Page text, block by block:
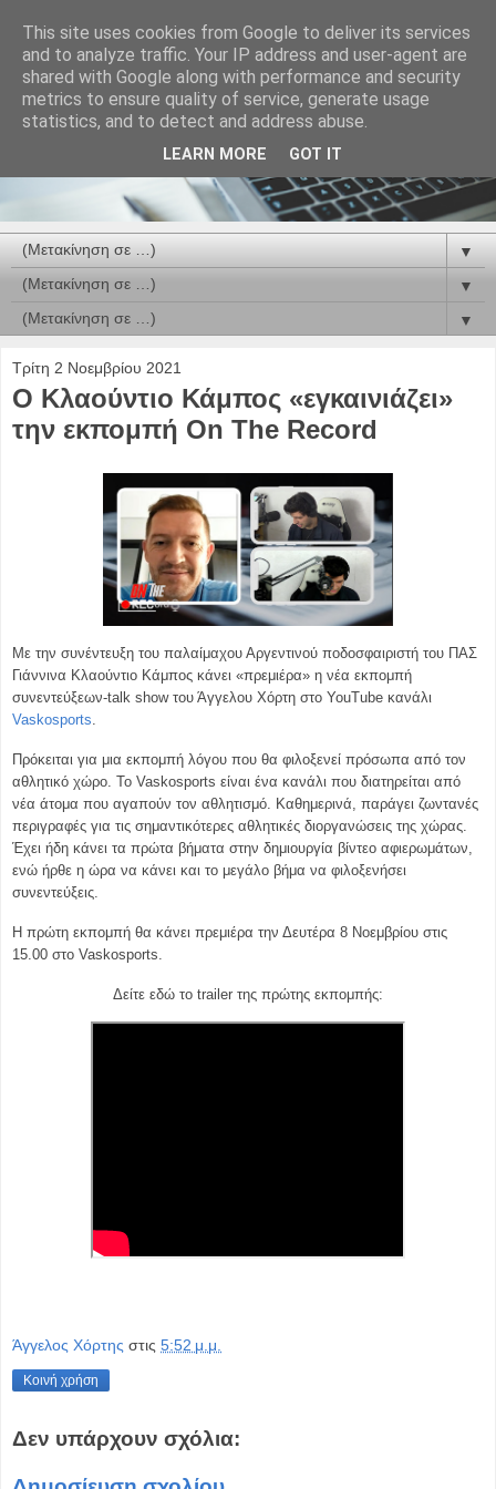
▼
▼
▼
Τρίτη 2 Νοεμβρίου 2021
Ο Κλαούντιο Κάμπος «εγκαινιάζει»
την εκπομπή On The Record
Με την συνέντευξη του παλαίμαχου Αργεντινού ποδοσφαιριστή του ΠΑΣ
Γιάννινα Κλαούντιο Κάμπος κάνει «πρεμιέρα» η νέα εκπομπή
συνεντεύξεων-talk show του Άγγελου Χόρτη στο YouTube κανάλι
Vaskosports.
Πρόκειται για μια εκπομπή λόγου που θα φιλοξενεί πρόσωπα από τον
αθλητικό χώρο. Το Vaskosports είναι ένα κανάλι που διατηρείται από
νέα άτομα που αγαπούν τον αθλητισμό. Καθημερινά, παράγει ζωντανές
περιγραφές για τις σημαντικότερες αθλητικές διοργανώσεις της χώρας.
Έχει ήδη κάνει τα πρώτα βήματα στην δημιουργία βίντεο αφιερωμάτων,
ενώ ήρθε η ώρα να κάνει και το μεγάλο βήμα να φιλοξενήσει
συνεντεύξεις.
Η πρώτη εκπομπή θα κάνει πρεμιέρα την Δευτέρα 8 Νοεμβρίου στις
15.00 στο Vaskosports.
Δείτε εδώ το trailer της πρώτης εκπομπής:
Άγγελος Χόρτης στις 5:52 μ.μ.
Κοινή χρήση
Δεν υπάρχουν σχόλια:
This site uses cookies from Google to deliver its services
and to analyze traffic. Your IP address and user-agent are
shared with Google along with performance and security
metrics to ensure quality of service, generate usage
statistics, and to detect and address abuse.
LEARN MORE GOT IT